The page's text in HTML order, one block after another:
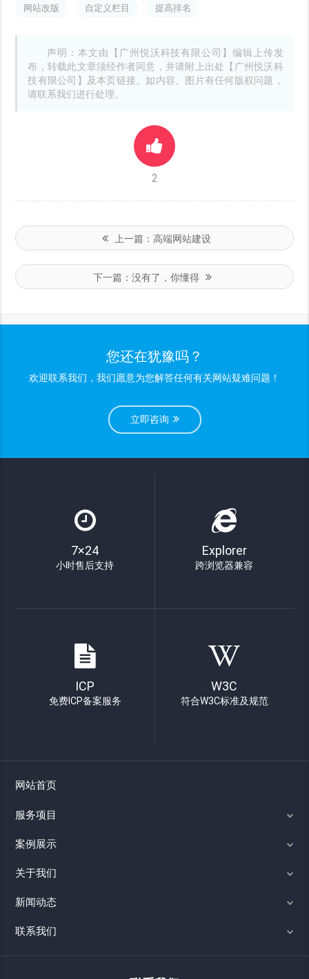
网站改版 自定义栏目 提高排名
声明：本文由【广州悦沃科技有限公司】编辑上传发
布，转载此文章须经作者同意，并请附上出处【广州悦沃科
技有限公司】及本页链接。如内容、图片有任何版权问题，
请联系我们进行处理。
2
上一篇： 高端网站建设
下一篇：没有了，你懂得
您还在犹豫吗？
欢迎联系我们，我们愿意为您解答任何有关网站疑难问题！
立即咨询
7×24
小时售后支持
Explorer
跨浏览器兼容
ICP
免费ICP备案服务
W3C
符合W3C标准及规范
网站首页
服务项目
案例展示
关于我们
新闻动态
联系我们